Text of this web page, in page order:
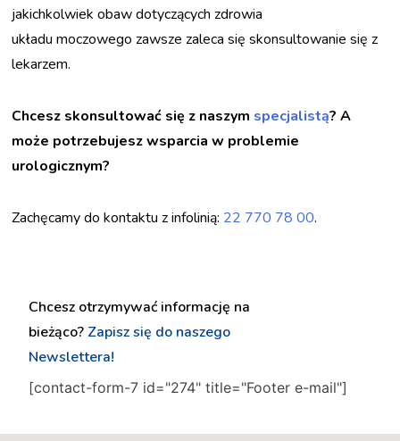
jakichkolwiek obaw dotyczących zdrowia
układu moczowego zawsze zaleca się skonsultowanie się z
lekarzem.
Chcesz skonsultować się z naszym specjalistą? A
może potrzebujesz wsparcia w problemie
urologicznym?
Zachęcamy do kontaktu z infolinią: 22 770 78 00.
Chcesz otrzymywać informację na
bieżąco? Zapisz się do naszego
Newslettera!
[contact-form-7 id="274" title="Footer e-mail"]